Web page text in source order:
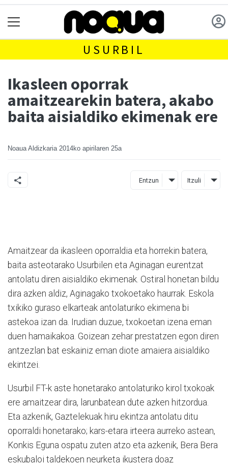
USURBIL
Ikasleen oporrak
amaitzearekin batera, akabo
baita aisialdiko ekimenak ere
Noaua Aldizkaria 2014ko apirilaren 25a
Entzun Itzuli
Amaitzear da ikasleen oporraldia eta horrekin batera,
baita asteotarako Usurbilen eta Aginagan eurentzat
antolatu diren aisialdiko ekimenak. Ostiral honetan bildu
dira azken aldiz, Aginagako txokoetako haurrak. Eskola
txikiko guraso elkarteak antolaturiko ekimena bi
astekoa izan da. Irudian duzue, txokoetan izena eman
duen hamaikakoa. Goizean zehar prestatzen egon diren
antzezlan bat eskainiz eman diote amaiera aisialdiko
ekintzei.
Usurbil FT-k aste honetarako antolaturiko kirol txokoak
ere amaitzear dira, larunbatean dute azken hitzordua.
Eta azkenik, Gaztelekuak hiru ekintza antolatu ditu
oporraldi honetarako; kars-etara irteera aurreko astean,
Konkis Eguna ospatu zuten atzo eta azkenik, Bera Bera
eskubaloi taldekoen neurketa ikustera doaz